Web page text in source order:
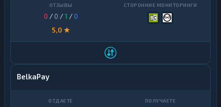
0 / 0 /1 /0
5,0 ★
BelkaPay